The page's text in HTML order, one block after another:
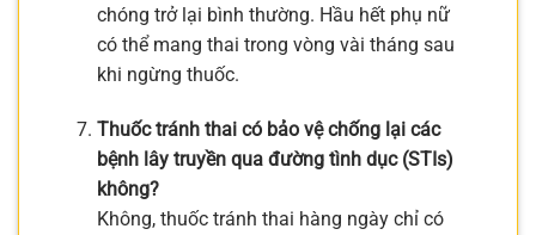
chóng trở lại bình thường. Hầu hết phụ nữ
có thể mang thai trong vòng vài tháng sau
khi ngừng thuốc.
Thuốc tránh thai có bảo vệ chống lại các
bệnh lây truyền qua đường tình dục (STIs)
không?
Không, thuốc tránh thai hàng ngày chỉ có